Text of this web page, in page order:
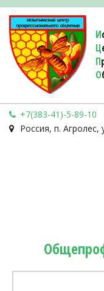
И
Ц
П
О
+7(383-41)-5-89-10
Россия, п. Агролес,